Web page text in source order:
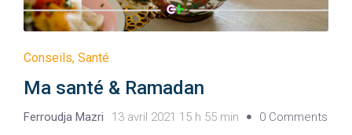
Conseils, Santé
Ma santé & Ramadan
Ferroudja Mazri 13 avril 2021 15 h 55 min 0 Comments